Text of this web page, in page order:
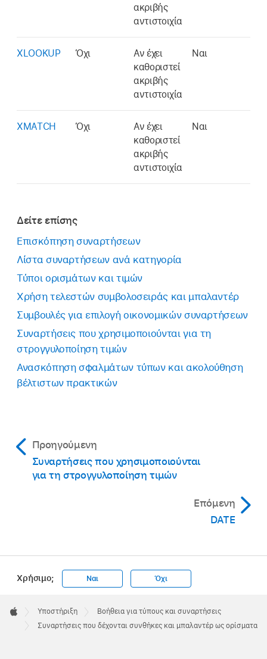
ακριβής
αντιστοιχία
XLOOKUP Όχι
Αν έχει
καθοριστεί
ακριβής
αντιστοιχία
Ναι
XMATCH Όχι
Αν έχει
καθοριστεί
ακριβής
αντιστοιχία
Ναι
Δείτε επίσης
Επισκόπηση συναρτήσεων
Λίστα συναρτήσεων ανά κατηγορία
Τύποι ορισμάτων και τιμών
Χρήση τελεστών συμβολοσειράς και μπαλαντέρ
Συμβουλές για επιλογή οικονομικών συναρτήσεων
Συναρτήσεις που χρησιμοποιούνται για τη
στρογγυλοποίηση τιμών
Ανασκόπηση σφαλμάτων τύπων και ακολούθηση
βέλτιστων πρακτικών
Προηγούμενη
Συναρτήσεις που χρησιμοποιούνται
για τη στρογγυλοποίηση τιμών
Επόμενη
DATE
Χρήσιμο; Ναι Όχι
Footer

Apple
Υποστήριξη
Βοήθεια για τύπους και συναρτήσεις
Συναρτήσεις που δέχονται συνθήκες και μπαλαντέρ ως ορίσματα